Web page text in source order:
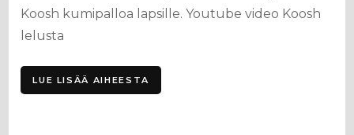
Koosh kumipalloa lapsille. Youtube video Koosh
lelusta
LUE LISÄÄ AIHEESTA